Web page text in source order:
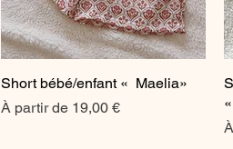
Aperçu rapide
Short bébé/enfant « Maelia»
À partir de 19,00 €
Prix promotionnel